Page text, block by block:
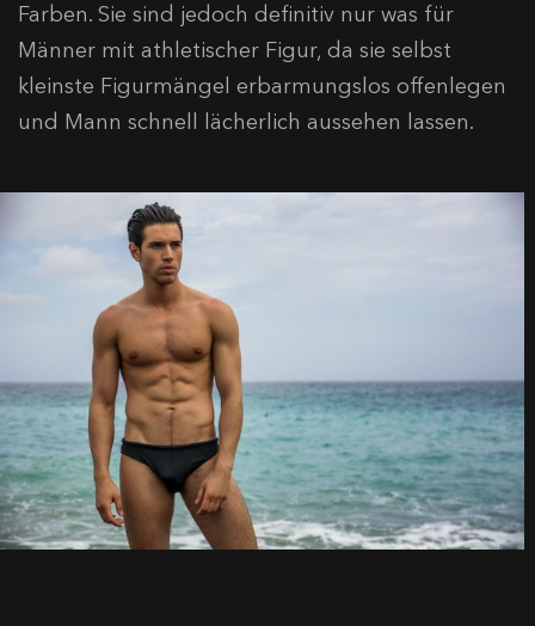
Farben. Sie sind jedoch definitiv nur was für
Männer mit athletischer Figur, da sie selbst
kleinste Figurmängel erbarmungslos offenlegen
und Mann schnell lächerlich aussehen lassen.